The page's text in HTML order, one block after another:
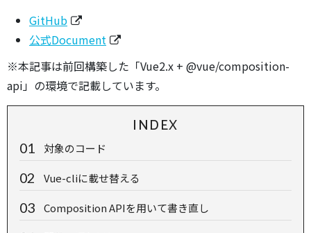
GitHub
公式Document
※本記事は前回構築した「Vue2.x + @vue/composition-
api」の環境で記載しています。
INDEX
対象のコード
Vue-cliに載せ替える
Composition APIを用いて書き直し